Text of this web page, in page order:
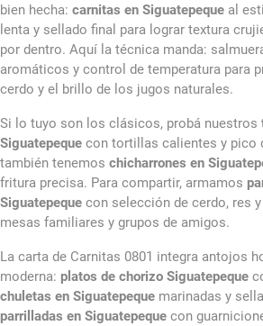
bien hecha: carnitas en Siguatepeque al
lenta y sellado final para lograr textura
por dentro. Aquí la técnica manda:
aromáticos y control de temperatura para
cerdo y el brillo de los jugos naturales.
Si lo tuyo son los clásicos, probá nuestros
Siguatepeque con tortillas calientes y pico
también tenemos chicharrones en
fritura precisa. Para compartir, armamos
Siguatepeque con selección de cerdo, res
mesas familiares y grupos de amigos.
La carta de Carnitas 0801 integra antojos
moderna: platos de chorizo Siguatepeque
chuletas en Siguatepeque marinadas y
parrilladas en Siguatepeque con